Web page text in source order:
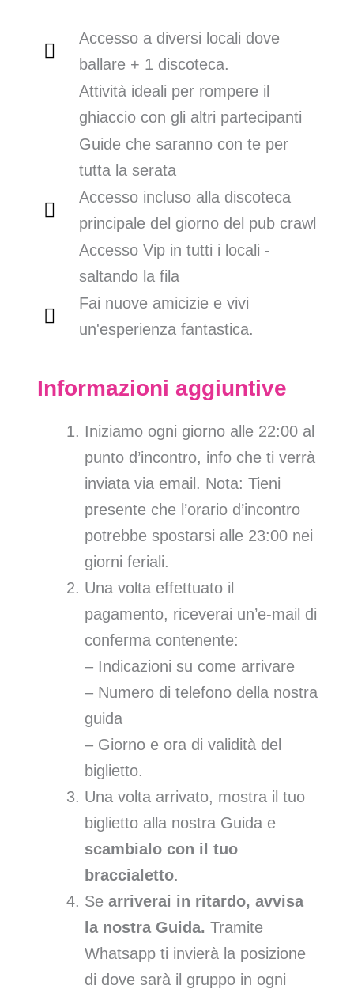
Accesso a diversi locali dove
ballare + 1 discoteca.
Attività ideali per rompere il
ghiaccio con gli altri partecipanti
Guide che saranno con te per
tutta la serata
Accesso incluso alla discoteca
principale del giorno del pub crawl
Accesso Vip in tutti i locali -
saltando la fila
Fai nuove amicizie e vivi
un'esperienza fantastica.
Informazioni aggiuntive
Iniziamo ogni giorno alle 22:00 al
punto d’incontro, info che ti verrà
inviata via email. Nota: Tieni
presente che l’orario d’incontro
potrebbe spostarsi alle 23:00 nei
giorni feriali.
Una volta effettuato il
pagamento, riceverai un’e-mail di
conferma contenente:
– Indicazioni su come arrivare
– Numero di telefono della nostra
guida
– Giorno e ora di validità del
biglietto.
Una volta arrivato, mostra il tuo
biglietto alla nostra Guida e
scambialo con il tuo
braccialetto.
Se arriverai in ritardo, avvisa
la nostra Guida. Tramite
Whatsapp ti invierà la posizione
di dove sarà il gruppo in ogni